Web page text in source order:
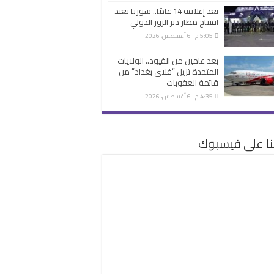
بعد إغلاقه 14 عامًا.. سوريا تعيد
افتتاح مطار دير الزور الدولي
5:05 م | 6 أغسطس، 2026
بعد عامين من القيود.. الولايات
المتحدة تزيل “فلاي بغداد” من
قائمة العقوبات
4:35 م | 6 أغسطس، 2026
على فيسبوك